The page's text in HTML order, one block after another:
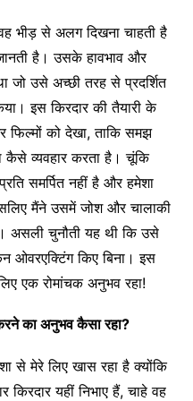
भीड़ से अलग दिखना चाहती है
है। उसके हावभाव और
जो उसे अच्छी तरह से प्रदर्शित
इस किरदार की तैयारी के
फिल्मों को देखा, ताकि समझ
व्यवहार करता है। चूंकि
समर्पित नहीं है और हमेशा
मैंने उसमें जोश और चालाकी
असली चुनौती यह थी कि उसे
ओवरएक्टिंग किए बिना। इस
एक रोमांचक अनुभव रहा!
का अनुभव कैसा रहा?
से मेरे लिए खास रहा है क्योंकि
यहीं निभाए हैं, चाहे वह